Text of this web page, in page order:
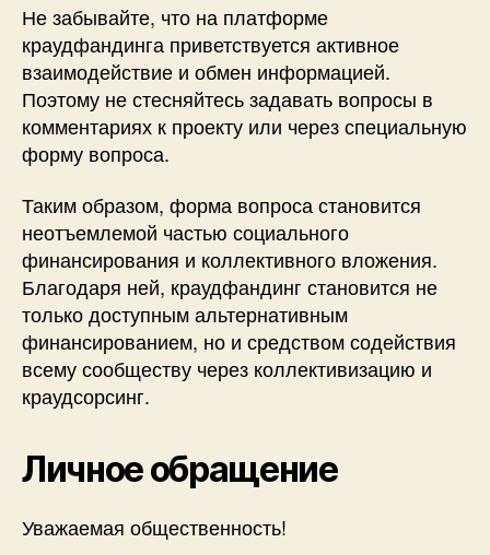
Не забывайте, что на платформе
краудфандинга приветствуется активное
взаимодействие и обмен информацией.
Поэтому не стесняйтесь задавать вопросы в
комментариях к проекту или через специальную
форму вопроса.
Таким образом, форма вопроса становится
неотъемлемой частью социального
финансирования и коллективного вложения.
Благодаря ней, краудфандинг становится не
только доступным альтернативным
финансированием, но и средством содействия
всему сообществу через коллективизацию и
краудсорсинг.
Личное обращение
Уважаемая общественность!